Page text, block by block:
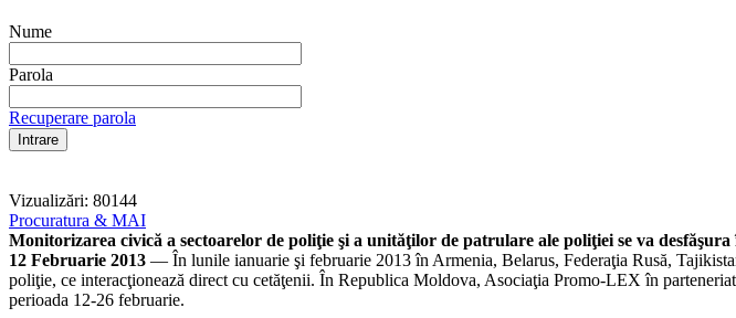
Nume
Parola
Recuperare parola
Vizualizări: 80144
Procuratura & MAI
Monitorizarea civică a sectoarelor de poliţie şi a unităţilor de patrulare ale poliţiei se va desfăşura
12 Februarie 2013 — În lunile ianuarie şi februarie 2013 în Armenia, Belarus, Federaţia Rusă,
poliţie, ce interacţionează direct cu cetăţenii. În Republica Moldova, Asociaţia Promo-LEX în
perioada 12-26 februarie.